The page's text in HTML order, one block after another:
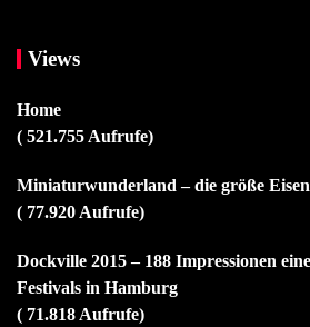
Views
Home
( 521.755 Aufrufe)
Miniaturwunderland – die größe
( 77.920 Aufrufe)
Dockville 2015 – 188 Impressionen
Festivals in Hamburg
( 71.818 Aufrufe)